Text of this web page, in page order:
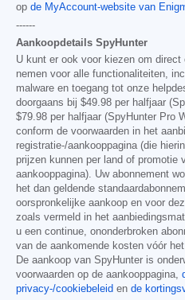
op de MyAccount-website van
------
Aankoopdetails SpyHunter
U kunt er ook voor kiezen om
nemen voor alle functionaliteiten,
malware en toegang tot onze
doorgaans bij $49.98 per halfjaar
$79.98 per halfjaar (SpyHunter Pro
conform de voorwaarden in het
registratie-/aankooppagina (die
prijzen kunnen per land of promotie
aankooppagina). Uw abonnement
het dan geldende
oorspronkelijke aankoop en voor
zoals vermeld in het
u een continue, ononderbroken
van de aankomende kosten vóór
De aankoop van SpyHunter is
voorwaarden op de aankooppagina,
privacy-/cookiebeleid en de